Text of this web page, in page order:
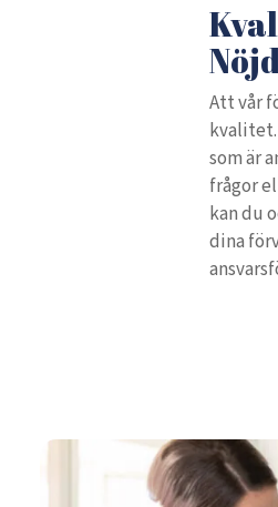
Att vår
som är
frågor
kan du
dina